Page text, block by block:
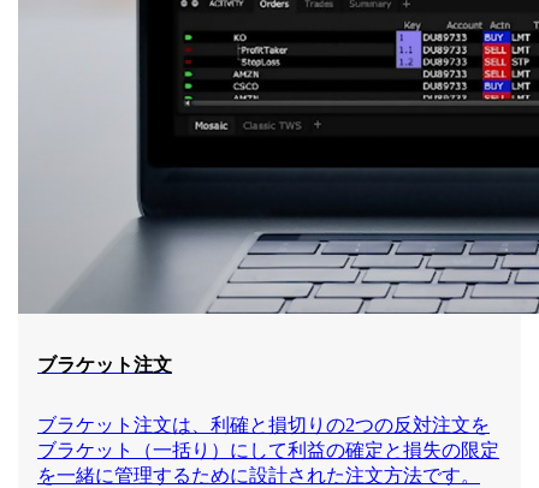
ブラケット注文
ブラケット注文は、利確と損切りの2つの反対注文を
ブラケット（一括り）にして利益の確定と損失の限定
を一緒に管理するために設計された注文方法です。